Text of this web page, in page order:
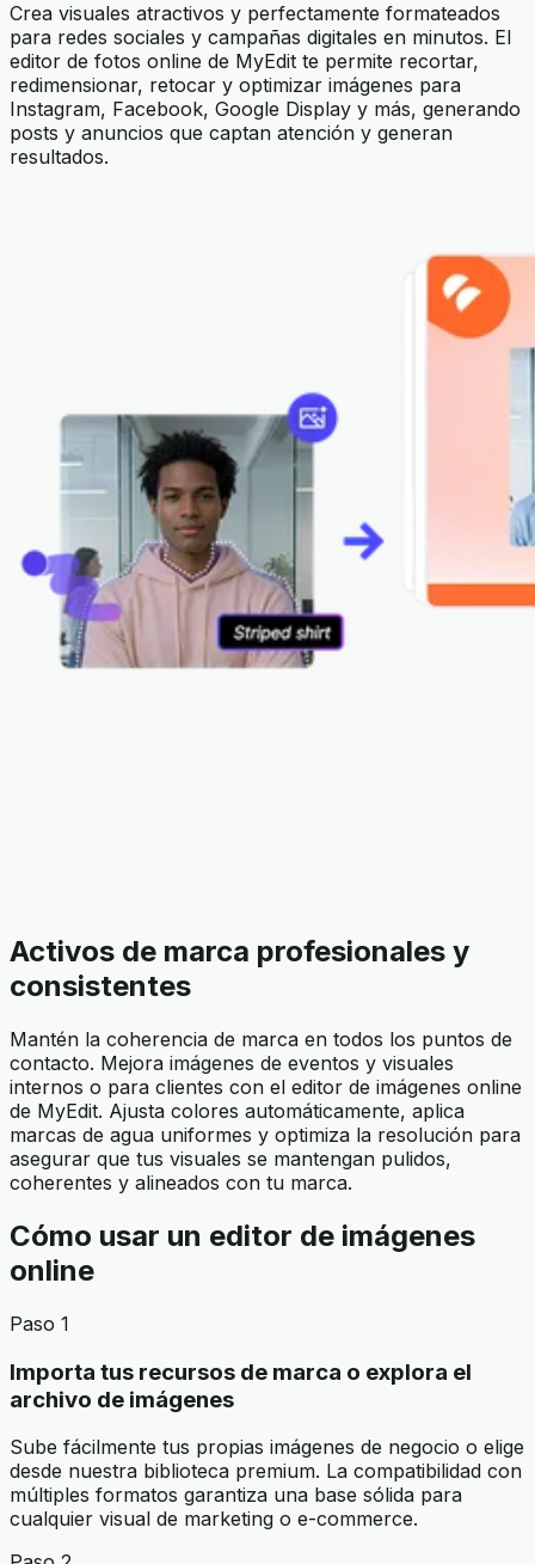
Crea visuales atractivos y perfectamente formateados
para redes sociales y campañas digitales en minutos. El
editor de fotos online de MyEdit te permite recortar,
redimensionar, retocar y optimizar imágenes para
Instagram, Facebook, Google Display y más, generando
posts y anuncios que captan atención y generan
resultados.
Activos de marca profesionales y
consistentes
Mantén la coherencia de marca en todos los puntos de
contacto. Mejora imágenes de eventos y visuales
internos o para clientes con el editor de imágenes online
de MyEdit. Ajusta colores automáticamente, aplica
marcas de agua uniformes y optimiza la resolución para
asegurar que tus visuales se mantengan pulidos,
coherentes y alineados con tu marca.
Cómo usar un editor de imágenes
online
Paso 1
Importa tus recursos de marca o explora el
archivo de imágenes
Sube fácilmente tus propias imágenes de negocio o elige
desde nuestra biblioteca premium. La compatibilidad con
múltiples formatos garantiza una base sólida para
cualquier visual de marketing o e-commerce.